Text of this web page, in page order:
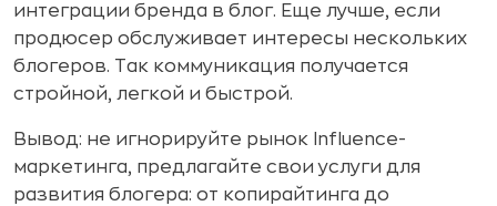
интеграции бренда в блог. Еще лучше, если
продюсер обслуживает интересы нескольких
блогеров. Так коммуникация получается
стройной, легкой и быстрой.
Вывод: не игнорируйте рынок Influence-
маркетинга, предлагайте свои услуги для
развития блогера: от копирайтинга до